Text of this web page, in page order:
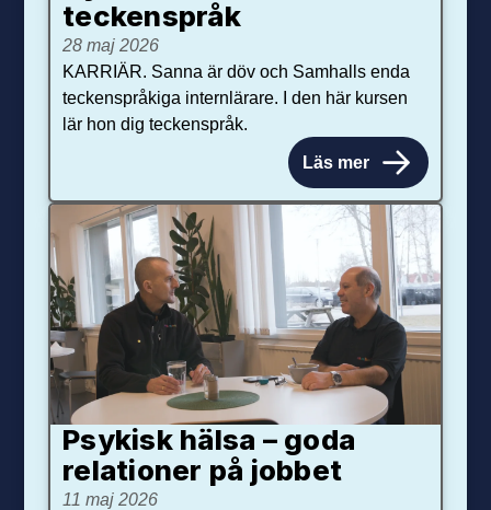
teckenspråk
28 maj 2026
KARRIÄR. Sanna är döv och Samhalls enda
teckenspråkiga internlärare. I den här kursen
lär hon dig teckenspråk.
Läs mer
Psykisk hälsa – goda
relationer på jobbet
11 maj 2026